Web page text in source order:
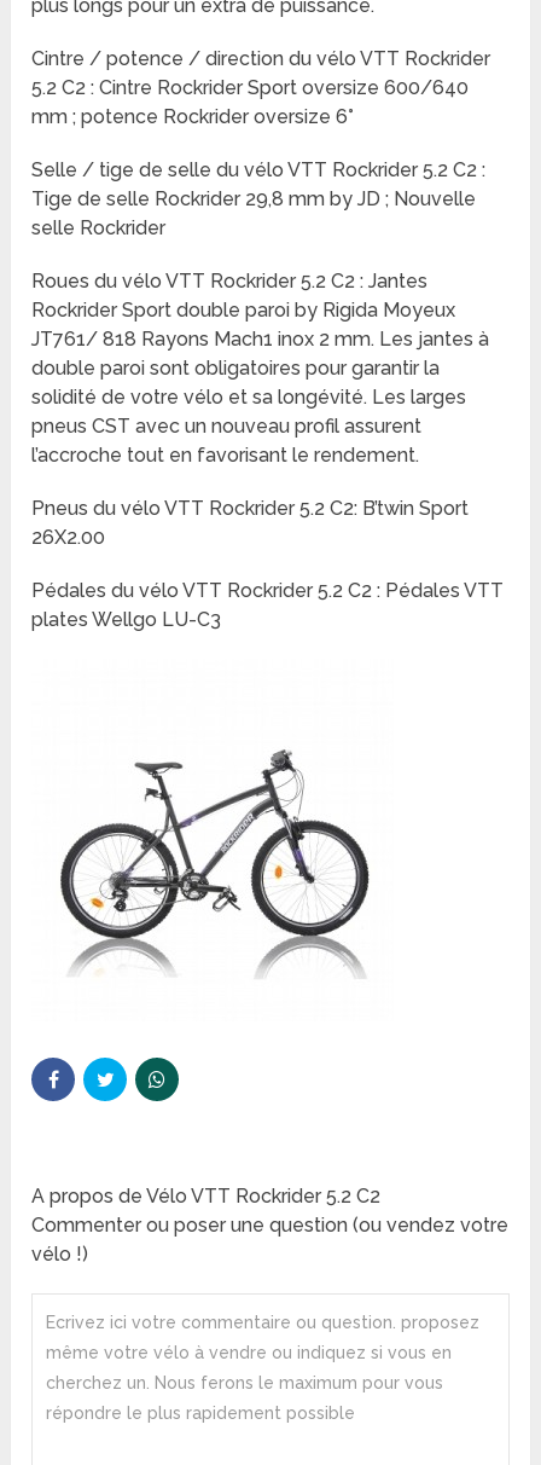
plus longs pour un extra de puissance.
Cintre / potence / direction du vélo VTT Rockrider
5.2 C2 : Cintre Rockrider Sport oversize 600/640
mm ; potence Rockrider oversize 6°
Selle / tige de selle du vélo VTT Rockrider 5.2 C2 :
Tige de selle Rockrider 29,8 mm by JD ; Nouvelle
selle Rockrider
Roues du vélo VTT Rockrider 5.2 C2 : Jantes
Rockrider Sport double paroi by Rigida Moyeux
JT761/ 818 Rayons Mach1 inox 2 mm. Les jantes à
double paroi sont obligatoires pour garantir la
solidité de votre vélo et sa longévité. Les larges
pneus CST avec un nouveau profil assurent
l’accroche tout en favorisant le rendement.
Pneus du vélo VTT Rockrider 5.2 C2: B’twin Sport
26X2.00
Pédales du vélo VTT Rockrider 5.2 C2 : Pédales VTT
plates Wellgo LU-C3
A propos de Vélo VTT Rockrider 5.2 C2
Commenter ou poser une question (ou vendez votre
vélo !)